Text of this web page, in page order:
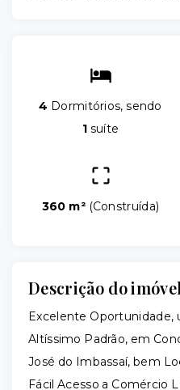
4 Dormitórios, sendo
1 suíte
360 m² (Construída)
Descrição do imóvel
Excelente Oportunidade,
Altíssimo Padrão, em
José do Imbassaí, bem
Fácil Acesso a Comércio